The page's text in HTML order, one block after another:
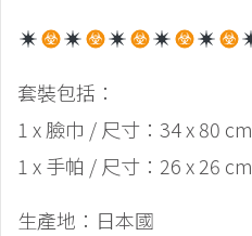
套裝包括：
1 x 臉巾 / 尺寸：34 x 80 cm
1 x 手帕 / 尺寸：26 x 26 cm
生產地：日本國